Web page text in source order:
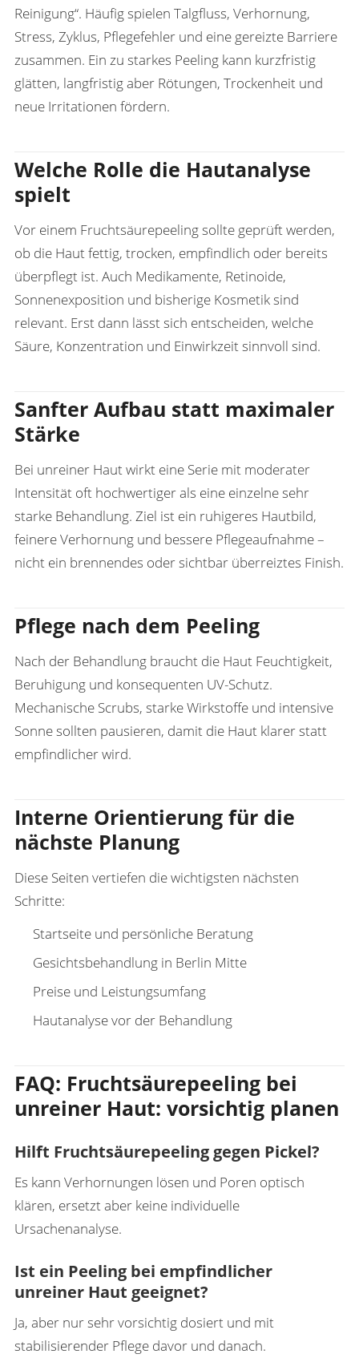
Reinigung“. Häufig spielen Talgfluss, Verhornung,
Stress, Zyklus, Pflegefehler und eine gereizte Barriere
zusammen. Ein zu starkes Peeling kann kurzfristig
glätten, langfristig aber Rötungen, Trockenheit und
neue Irritationen fördern.
Welche Rolle die Hautanalyse
spielt
Vor einem Fruchtsäurepeeling sollte geprüft werden,
ob die Haut fettig, trocken, empfindlich oder bereits
überpflegt ist. Auch Medikamente, Retinoide,
Sonnenexposition und bisherige Kosmetik sind
relevant. Erst dann lässt sich entscheiden, welche
Säure, Konzentration und Einwirkzeit sinnvoll sind.
Sanfter Aufbau statt maximaler
Stärke
Bei unreiner Haut wirkt eine Serie mit moderater
Intensität oft hochwertiger als eine einzelne sehr
starke Behandlung. Ziel ist ein ruhigeres Hautbild,
feinere Verhornung und bessere Pflegeaufnahme –
nicht ein brennendes oder sichtbar überreiztes Finish.
Pflege nach dem Peeling
Nach der Behandlung braucht die Haut Feuchtigkeit,
Beruhigung und konsequenten UV-Schutz.
Mechanische Scrubs, starke Wirkstoffe und intensive
Sonne sollten pausieren, damit die Haut klarer statt
empfindlicher wird.
Interne Orientierung für die
nächste Planung
Diese Seiten vertiefen die wichtigsten nächsten
Schritte:
Startseite und persönliche Beratung
Gesichtsbehandlung in Berlin Mitte
Preise und Leistungsumfang
Hautanalyse vor der Behandlung
FAQ: Fruchtsäurepeeling bei
unreiner Haut: vorsichtig planen
Hilft Fruchtsäurepeeling gegen Pickel?
Es kann Verhornungen lösen und Poren optisch
klären, ersetzt aber keine individuelle
Ursachenanalyse.
Ist ein Peeling bei empfindlicher
unreiner Haut geeignet?
Ja, aber nur sehr vorsichtig dosiert und mit
stabilisierender Pflege davor und danach.